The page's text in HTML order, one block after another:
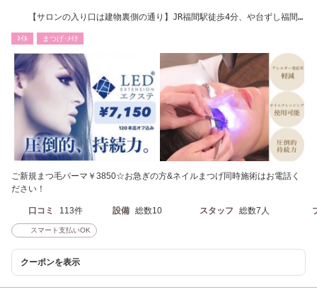
【サロンの入り口は建物裏側の通り】JR福間駅徒歩4分、や台ずし福間
ﾈｲﾙ まつげ･ﾒｲｸ
ご新規まつ毛パーマ￥3850☆お急ぎの方&ネイルまつげ同時施術はお電話く
ださい！
口コミ 113件 設備 総数10 スタッフ 総数7人
スマート支払いOK
クーポンを表示